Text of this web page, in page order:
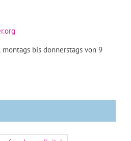
bis donnerstags von 9